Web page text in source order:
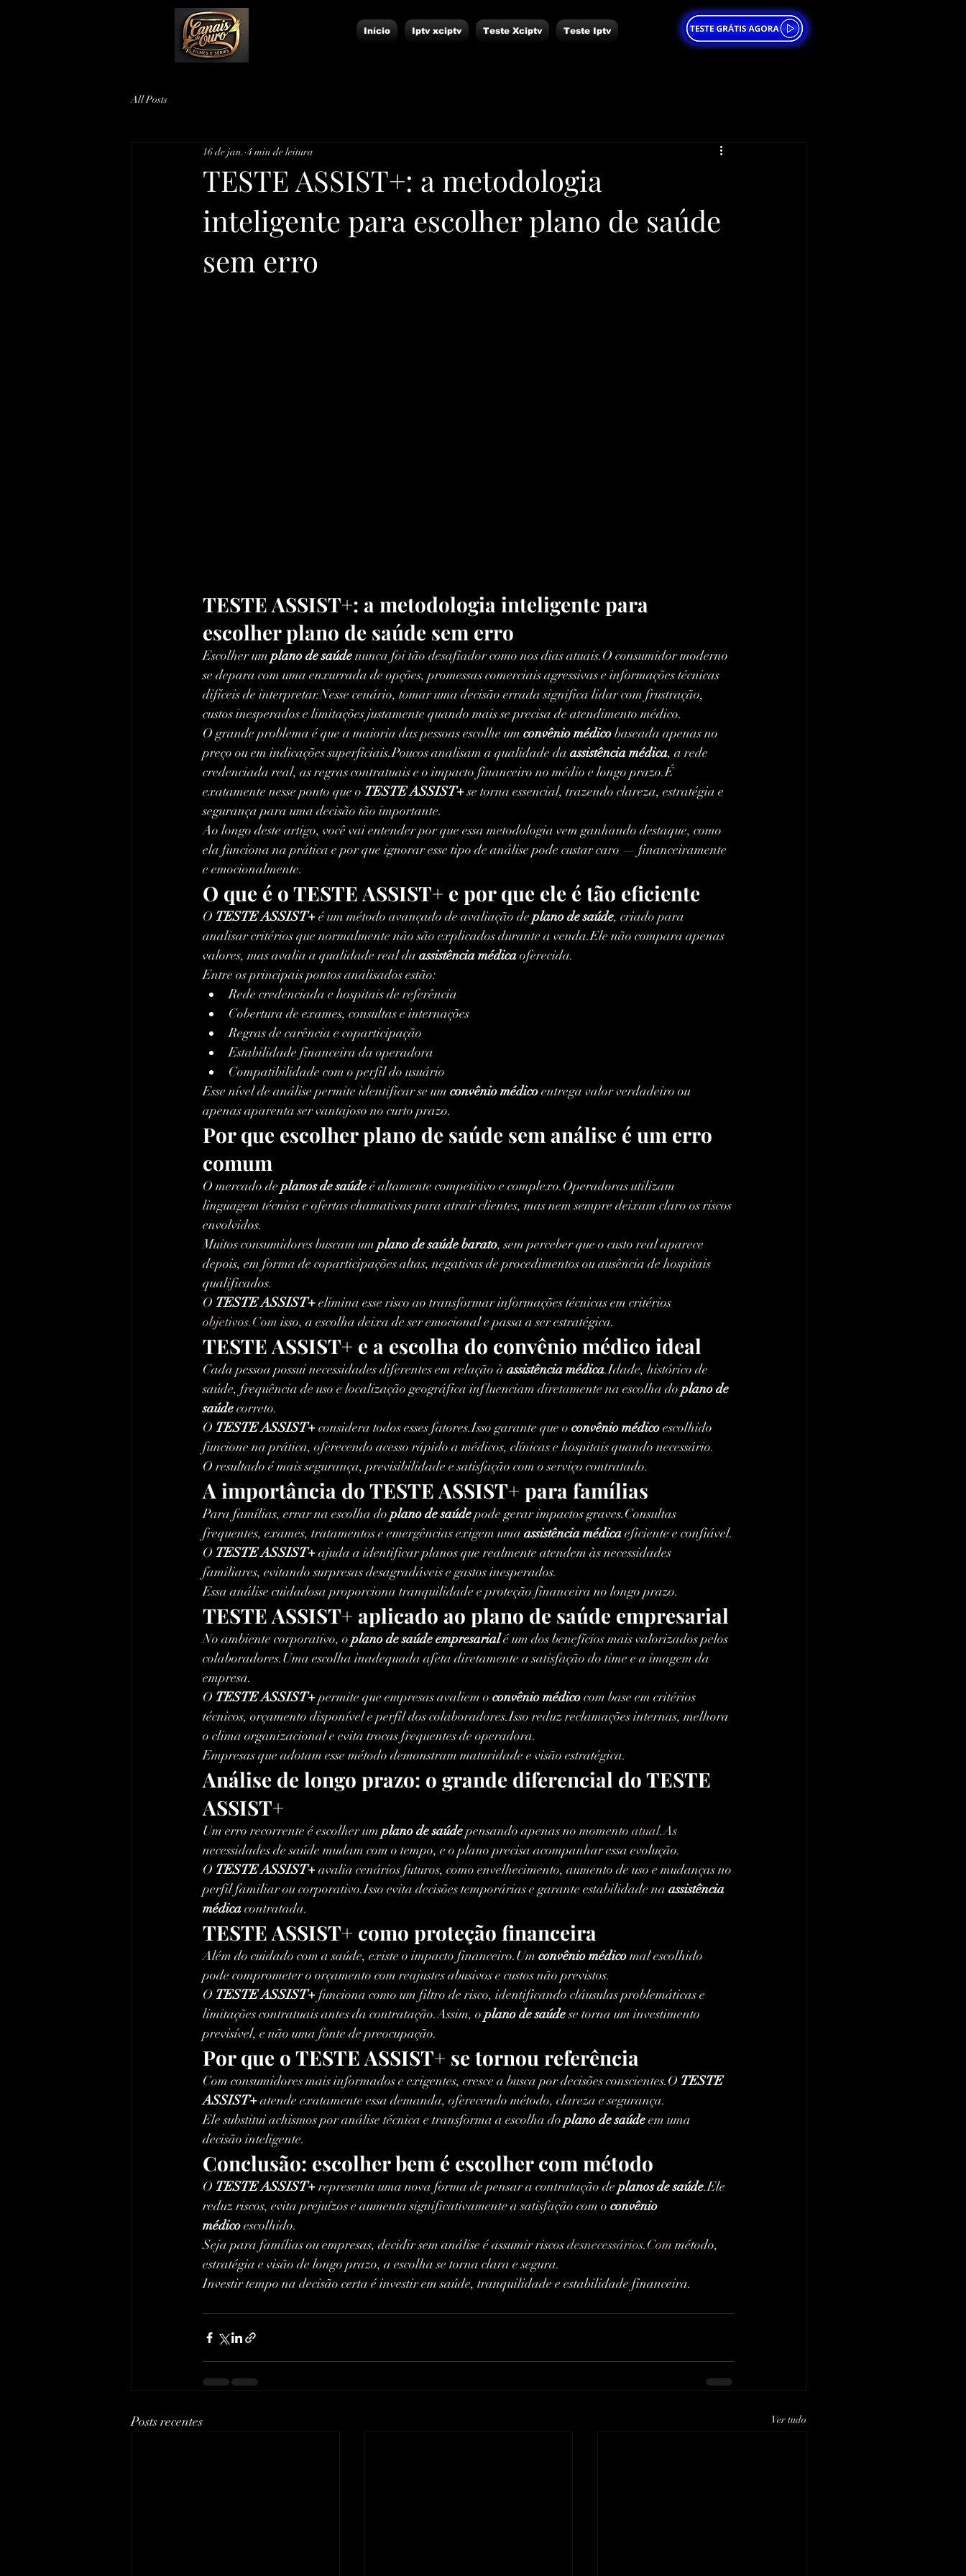
Início Iptv xciptv Teste Xciptv Teste Iptv
All Posts
TESTE ASSIST+: a metodologia
inteligente para escolher plano de saúde
sem erro
16 de jan. 4 min de leitura
TESTE ASSIST+: a metodologia inteligente para
escolher plano de saúde sem erro
Escolher um plano de saúde nunca foi tão desafiador como nos dias atuais.O consumidor moderno
se depara com uma enxurrada de opções, promessas comerciais agressivas e informações técnicas
difíceis de interpretar.Nesse cenário, tomar uma decisão errada significa lidar com frustração,
custos inesperados e limitações justamente quando mais se precisa de atendimento médico.
O grande problema é que a maioria das pessoas escolhe um convênio médico baseada apenas no
preço ou em indicações superficiais.Poucos analisam a qualidade da assistência médica, a rede
credenciada real, as regras contratuais e o impacto financeiro no médio e longo prazo.É
exatamente nesse ponto que o TESTE ASSIST+ se torna essencial, trazendo clareza, estratégia e
segurança para uma decisão tão importante.
Ao longo deste artigo, você vai entender por que essa metodologia vem ganhando destaque, como
ela funciona na prática e por que ignorar esse tipo de análise pode custar caro — financeiramente
e emocionalmente.
O que é o TESTE ASSIST+ e por que ele é tão eficiente
O TESTE ASSIST+ é um método avançado de avaliação de plano de saúde, criado para
analisar critérios que normalmente não são explicados durante a venda.Ele não compara apenas
valores, mas avalia a qualidade real da assistência médica oferecida.
Entre os principais pontos analisados estão:
Rede credenciada e hospitais de referência
Cobertura de exames, consultas e internações
Regras de carência e coparticipação
Estabilidade financeira da operadora
Compatibilidade com o perfil do usuário
Esse nível de análise permite identificar se um convênio médico entrega valor verdadeiro ou
apenas aparenta ser vantajoso no curto prazo.
Por que escolher plano de saúde sem análise é um erro
comum
O mercado de planos de saúde é altamente competitivo e complexo.Operadoras utilizam
linguagem técnica e ofertas chamativas para atrair clientes, mas nem sempre deixam claro os riscos
envolvidos.
Muitos consumidores buscam um plano de saúde barato, sem perceber que o custo real aparece
depois, em forma de coparticipações altas, negativas de procedimentos ou ausência de hospitais
qualificados.
O TESTE ASSIST+ elimina esse risco ao transformar informações técnicas em critérios
objetivos.Com isso, a escolha deixa de ser emocional e passa a ser estratégica.
TESTE ASSIST+ e a escolha do convênio médico ideal
Cada pessoa possui necessidades diferentes em relação à assistência médica.Idade, histórico de
saúde, frequência de uso e localização geográfica influenciam diretamente na escolha do plano de
saúde correto.
O TESTE ASSIST+ considera todos esses fatores.Isso garante que o convênio médico escolhido
funcione na prática, oferecendo acesso rápido a médicos, clínicas e hospitais quando necessário.
O resultado é mais segurança, previsibilidade e satisfação com o serviço contratado.
A importância do TESTE ASSIST+ para famílias
Para famílias, errar na escolha do plano de saúde pode gerar impactos graves.Consultas
frequentes, exames, tratamentos e emergências exigem uma assistência médica eficiente e confiável.
O TESTE ASSIST+ ajuda a identificar planos que realmente atendem às necessidades
familiares, evitando surpresas desagradáveis e gastos inesperados.
Essa análise cuidadosa proporciona tranquilidade e proteção financeira no longo prazo.
TESTE ASSIST+ aplicado ao plano de saúde empresarial
No ambiente corporativo, o plano de saúde empresarial é um dos benefícios mais valorizados pelos
colaboradores.Uma escolha inadequada afeta diretamente a satisfação do time e a imagem da
empresa.
O TESTE ASSIST+ permite que empresas avaliem o convênio médico com base em critérios
técnicos, orçamento disponível e perfil dos colaboradores.Isso reduz reclamações internas, melhora
o clima organizacional e evita trocas frequentes de operadora.
Empresas que adotam esse método demonstram maturidade e visão estratégica.
Análise de longo prazo: o grande diferencial do TESTE
ASSIST+
Um erro recorrente é escolher um plano de saúde pensando apenas no momento atual.As
necessidades de saúde mudam com o tempo, e o plano precisa acompanhar essa evolução.
O TESTE ASSIST+ avalia cenários futuros, como envelhecimento, aumento de uso e mudanças no
perfil familiar ou corporativo.Isso evita decisões temporárias e garante estabilidade na assistência
médica contratada.
TESTE ASSIST+ como proteção financeira
Além do cuidado com a saúde, existe o impacto financeiro.Um convênio médico mal escolhido
pode comprometer o orçamento com reajustes abusivos e custos não previstos.
O TESTE ASSIST+ funciona como um filtro de risco, identificando cláusulas problemáticas e
limitações contratuais antes da contratação.Assim, o plano de saúde se torna um investimento
previsível, e não uma fonte de preocupação.
Por que o TESTE ASSIST+ se tornou referência
Com consumidores mais informados e exigentes, cresce a busca por decisões conscientes.O TESTE
ASSIST+ atende exatamente essa demanda, oferecendo método, clareza e segurança.
Ele substitui achismos por análise técnica e transforma a escolha do plano de saúde em uma
decisão inteligente.
Conclusão: escolher bem é escolher com método
O TESTE ASSIST+ representa uma nova forma de pensar a contratação de planos de saúde.Ele
reduz riscos, evita prejuízos e aumenta significativamente a satisfação com o convênio
médico escolhido.
Seja para famílias ou empresas, decidir sem análise é assumir riscos desnecessários.Com método,
estratégia e visão de longo prazo, a escolha se torna clara e segura.
Investir tempo na decisão certa é investir em saúde, tranquilidade e estabilidade financeira.
Posts recentes Ver tudo